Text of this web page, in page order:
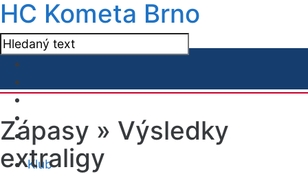
HC Kometa Brno
Klub
Zápasy » Výsledky
extraligy